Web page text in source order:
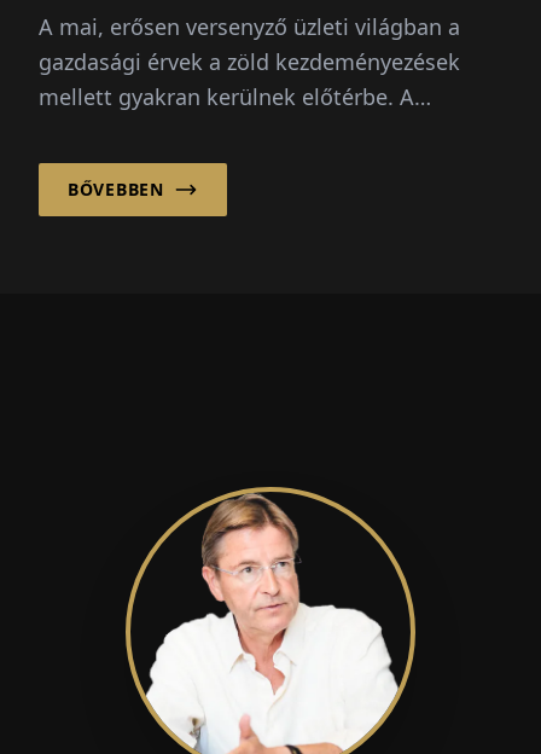
A mai, erősen versenyző üzleti világban a
gazdasági érvek a zöld kezdeményezések
mellett gyakran kerülnek előtérbe. A
az ökológiai intézkedések gazdaságilag
fenntarthatóak...
BŐVEBBEN